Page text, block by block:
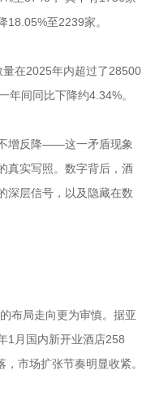
18.05%至2239家。
在2025年内超过了28500
年间同比下降约4.34%。
增反降——这一矛盾现象
真实写照。数字背后，酒
深层信号，以及隐藏在数
布局走向更为审慎。据亚
1月国内新开业酒店258
市场扩张节奏明显收紧。